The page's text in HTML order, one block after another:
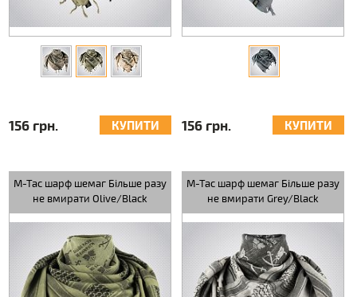
156 грн. КУПИТИ 156 грн. КУПИТИ
M-Tac шарф шемаг Більше разу
не вмирати Olive/Black
M-Tac шарф шемаг Більше разу
не вмирати Grey/Black